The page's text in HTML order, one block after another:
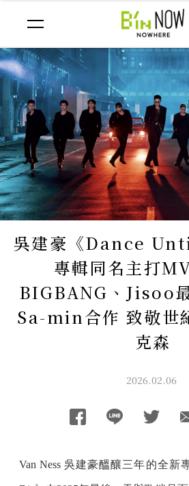
吳建豪《Dance
專輯同名主打
BIGBANG、Jisoo
Sa-min合作 致敬世
克森
2026.02.06
Van Ness 吳建豪醞釀三年的全新